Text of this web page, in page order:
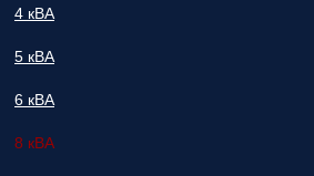
4 кВА
5 кВА
6 кВА
8 кВА